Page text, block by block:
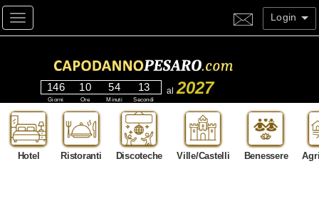
Toggle navigation Login
146
Giorni
10
Ore
54
Minuti
11
Secondi
al 2027
Hotel Ristoranti Discoteche Ville/Castelli Benessere